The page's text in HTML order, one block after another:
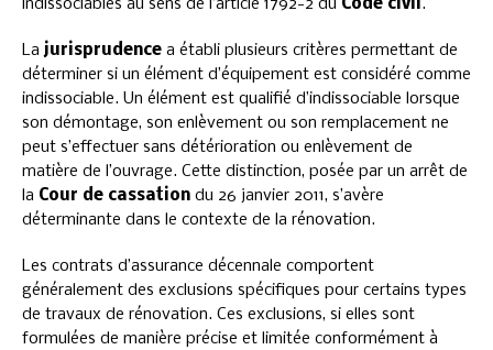
indissociables au sens de l’article 1792-2 du Code civil .
La jurisprudence a établi plusieurs critères permettant de
déterminer si un élément d’équipement est considéré comme
indissociable. Un élément est qualifié d’indissociable lorsque
son démontage, son enlèvement ou son remplacement ne
peut s’effectuer sans détérioration ou enlèvement de
matière de l’ouvrage. Cette distinction, posée par un arrêt de
la Cour de cassation du 26 janvier 2011, s’avère
déterminante dans le contexte de la rénovation.
Les contrats d’assurance décennale comportent
généralement des exclusions spécifiques pour certains types
de travaux de rénovation. Ces exclusions, si elles sont
formulées de manière précise et limitée conformément à